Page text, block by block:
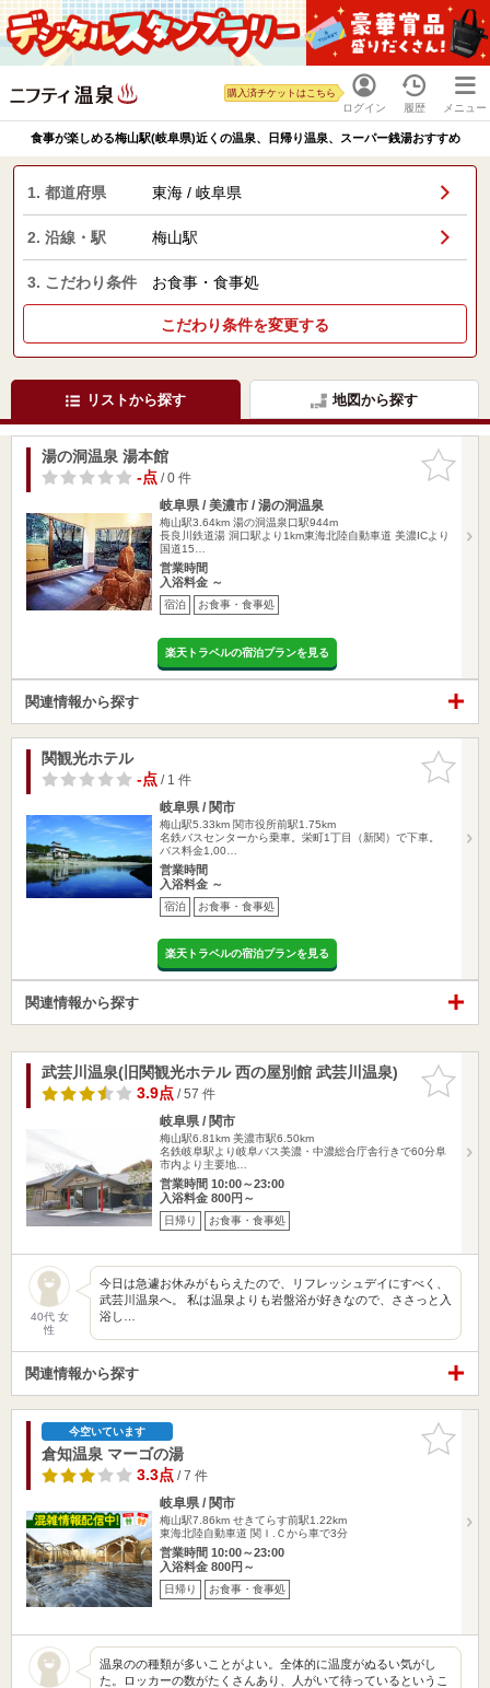
ログイン
購入済チケットはこちら
履歴 メニュー
食事が楽しめる梅山駅(岐阜県)近くの温泉、日帰り温泉、スーパー銭湯おすすめ
1. 都道府県 東海 / 岐阜県
2. 沿線・駅 梅山駅
3. こだわり条件 お食事・食事処
こだわり条件を変更する
リストから探す 地図から探す
お気に入
りに追加
湯の洞温泉 湯本館
-点/ 0 件
岐阜県 / 美濃市 / 湯の洞温泉
梅山駅3.64km 湯の洞温泉口駅944m
長良川鉄道湯 洞口駅より1km東海北陸自動車道 美濃ICより
国道15…
営業時間
入浴料金 ～
宿泊 お食事・食事処
楽天トラベルの宿泊プランを見る
関連情報から探す
お気に入
りに追加
関観光ホテル
-点/ 1 件
岐阜県 / 関市
梅山駅5.33km 関市役所前駅1.75km
名鉄バスセンターから乗車。栄町1丁目（新関）で下車。
バス料金1,00…
営業時間
入浴料金 ～
宿泊 お食事・食事処
楽天トラベルの宿泊プランを見る
関連情報から探す
お気に入
りに追加
武芸川温泉(旧関観光ホテル 西の屋別館 武芸川温泉)
3.9点/ 57 件
岐阜県 / 関市
梅山駅6.81km 美濃市駅6.50km
名鉄岐阜駅より岐阜バス美濃・中濃総合庁舎行きで60分阜
市内より主要地…
営業時間 10:00～23:00
入浴料金 800円～
日帰り お食事・食事処
40代 女
性
今日は急遽お休みがもらえたので、リフレッシュデイにすべく、
武芸川温泉へ。 私は温泉よりも岩盤浴が好きなので、ささっと入
浴し…
関連情報から探す
お気に入
りに追加
今空いています
倉知温泉 マーゴの湯
3.3点/ 7 件
岐阜県 / 関市
梅山駅7.86km せきてらす前駅1.22km
東海北陸自動車道 関Ｉ.Ｃから車で3分
営業時間 10:00～23:00
入浴料金 800円～
日帰り お食事・食事処
温泉のの種類が多いことがよい。全体的に温度がぬるい気がし
た。ロッカーの数がたくさんあり、人がいて待っているというこ